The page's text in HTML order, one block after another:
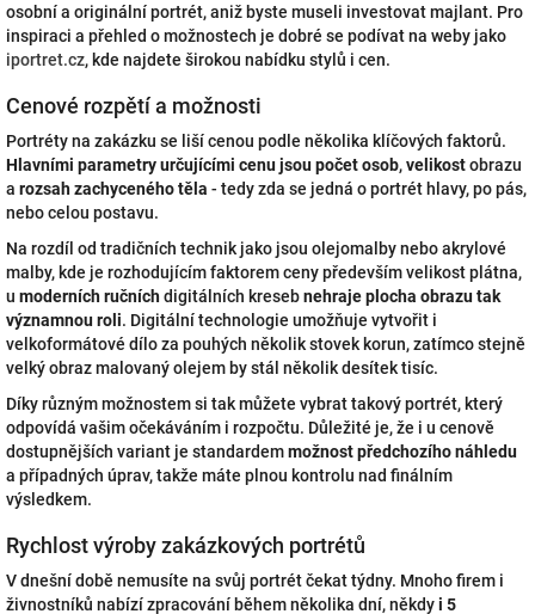
osobní a originální portrét, aniž byste museli investovat majlant. Pro
inspiraci a přehled o možnostech je dobré se podívat na weby jako
iportret.cz, kde najdete širokou nabídku stylů i cen.
Cenové rozpětí a možnosti
Portréty na zakázku se liší cenou podle několika klíčových faktorů.
Hlavními parametry určujícími cenu jsou počet osob,velikostobrazu
a rozsah zachyceného těla - tedy zda se jedná o portrét hlavy, po pás,
nebo celou postavu.
Na rozdíl od tradičních technik jako jsou olejomalby nebo akrylové
malby, kde je rozhodujícím faktorem ceny především velikost plátna,
u moderních ručníchdigitálních kresebnehraje plocha obrazu tak
významnou roli. Digitální technologie umožňuje vytvořit i
velkoformátové dílo za pouhých několik stovek korun, zatímco stejně
velký obraz malovaný olejem by stál několik desítek tisíc.
Díky různým možnostem si tak můžete vybrat takový portrét, který
odpovídá vašim očekáváním i rozpočtu. Důležité je, že i u cenově
dostupnějších variant je standardemmožnost předchozího náhledu
a případných úprav, takže máte plnou kontrolu nad finálním
výsledkem.
Rychlost výroby zakázkových portrétů
V dnešní době nemusíte na svůj portrét čekat týdny. Mnoho firem i
živnostníků nabízí zpracování během několika dní, někdyi 5